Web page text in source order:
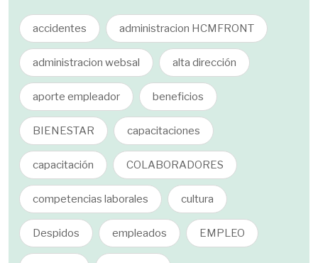
accidentes administracion HCMFRONT
administracion websal alta dirección
aporte empleador beneficios
BIENESTAR capacitaciones
capacitación COLABORADORES
competencias laborales cultura
Despidos empleados EMPLEO